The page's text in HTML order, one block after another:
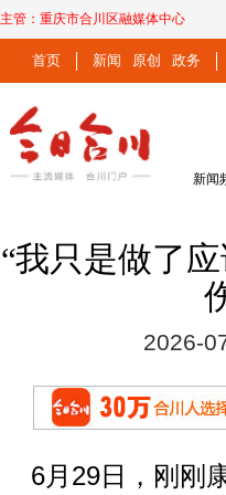
主管： 重庆市合川区融媒体中心
首页 新闻 原创 政务
新闻
“我只是做了
2026-
6月29日，刚刚